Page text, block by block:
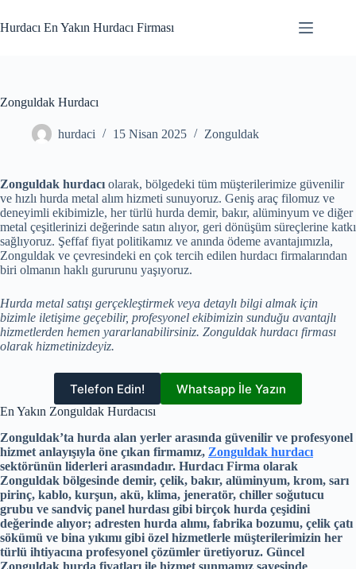
to
content
Hurdacı En Yakın Hurdacı Firması
Zonguldak Hurdacı
hurdaci 15 Nisan 2025 Zonguldak
Zonguldak hurdacı olarak, bölgedeki tüm müşterilerimize güvenilir
ve hızlı hurda metal alım hizmeti sunuyoruz. Geniş araç filomuz ve
deneyimli ekibimizle, her türlü hurda demir, bakır, alüminyum ve diğer
metal çeşitlerinizi değerinde satın alıyor, geri dönüşüm süreçlerine katkı
sağlıyoruz. Şeffaf fiyat politikamız ve anında ödeme avantajımızla,
Zonguldak ve çevresindeki en çok tercih edilen hurdacı firmalarından
biri olmanın haklı gururunu yaşıyoruz.
Hurda metal satışı gerçekleştirmek veya detaylı bilgi almak için
bizimle iletişime geçebilir, profesyonel ekibimizin sunduğu avantajlı
hizmetlerden hemen yararlanabilirsiniz. Zonguldak hurdacı firması
olarak hizmetinizdeyiz.
Telefon Edin! Whatsapp İle Yazın
En Yakın Zonguldak Hurdacısı
Zonguldak’ta hurda alan yerler arasında güvenilir ve profesyonel
hizmet anlayışıyla öne çıkan firmamız, Zonguldak hurdacı
sektörünün liderleri arasındadır. Hurdacı Firma olarak
Zonguldak bölgesinde demir, çelik, bakır, alüminyum, krom, sarı
pirinç, kablo, kurşun, akü, klima, jeneratör, chiller soğutucu
grubu ve sandviç panel hurdası gibi birçok hurda çeşidini
değerinde alıyor; adresten hurda alımı, fabrika bozumu, çelik çatı
sökümü ve bina yıkımı gibi özel hizmetlerle müşterilerimizin her
türlü ihtiyacına profesyonel çözümler üretiyoruz. Güncel
Zonguldak hurda fiyatları ile hizmet sunmamız sayesinde